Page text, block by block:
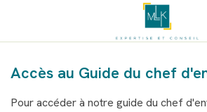
Accès au Guide du chef
Pour accéder à notre guide du chef